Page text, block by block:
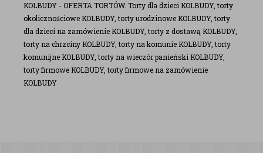
KOLBUDY - OFERTA TORTÓW. Torty dla dzieci KOLBUDY, torty
okolicznościowe KOLBUDY, torty urodzinowe KOLBUDY, torty
dla dzieci na zamówienie KOLBUDY, torty z dostawą KOLBUDY,
torty na chrzciny KOLBUDY, torty na komunie KOLBUDY, torty
komunijne KOLBUDY, torty na wieczór panieński KOLBUDY,
torty firmowe KOLBUDY, torty firmowe na zamówienie
KOLBUDY